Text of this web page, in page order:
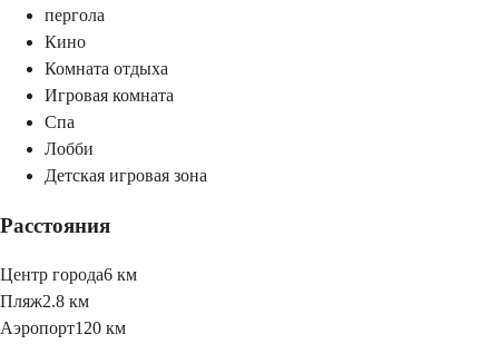
пергола
Кино
Комната отдыха
Игровая комната
Спа
Лобби
Детская игровая зона
Расстояния
Центр города6 км
Пляж2.8 км
Аэропорт120 км